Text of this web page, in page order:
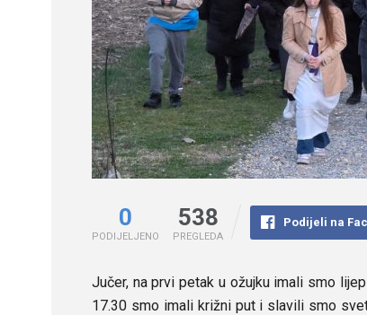
0
PODIJELJENO
538
PREGLEDA
Podijeli na
Jučer, na prvi petak u ožujku imali smo
17.30 smo imali križni put i slavili smo